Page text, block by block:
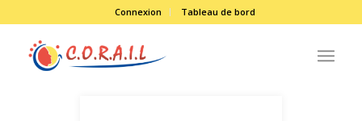
Connexion Tableau de bord